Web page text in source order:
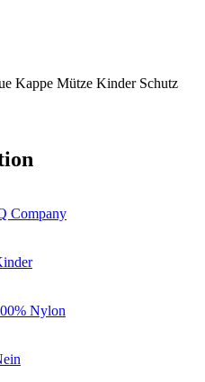
Kappe Mütze Kinder Schutz
Company
Nylon